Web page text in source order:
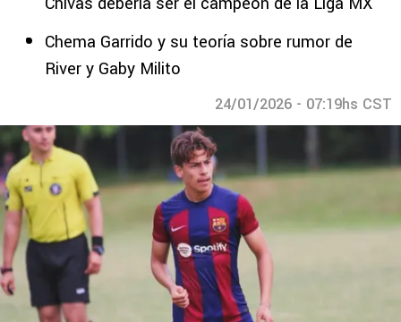
Chema Garrido y su teoría sobre rumor de
River y Gaby Milito
24/01/2026 - 07:19hs CST